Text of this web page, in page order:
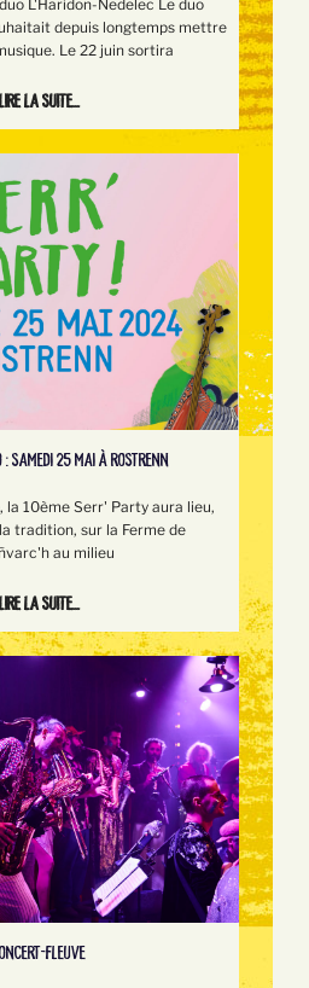
L'Haridon-Nedelec Le duo
depuis longtemps mettre
Le 22 juin sortira
Lire la suite...
: SAMEDI 25 MAI À ROSTRENN
la 10ème Serr' Party aura lieu,
tradition, sur la Ferme de
au milieu
Lire la suite...
FLEUVE